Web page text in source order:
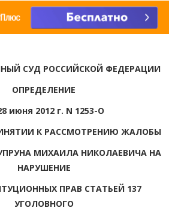
СУД РОССИЙСКОЙ ФЕДЕРАЦИИ
ОПРЕДЕЛЕНИЕ
июня 2012 г. N 1253-О
К РАССМОТРЕНИЮ ЖАЛОБЫ
МИХАИЛА НИКОЛАЕВИЧА НА
НАРУШЕНИЕ
ПРАВ СТАТЬЕЙ 137
УГОЛОВНОГО